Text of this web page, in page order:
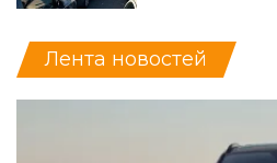
Лента новостей